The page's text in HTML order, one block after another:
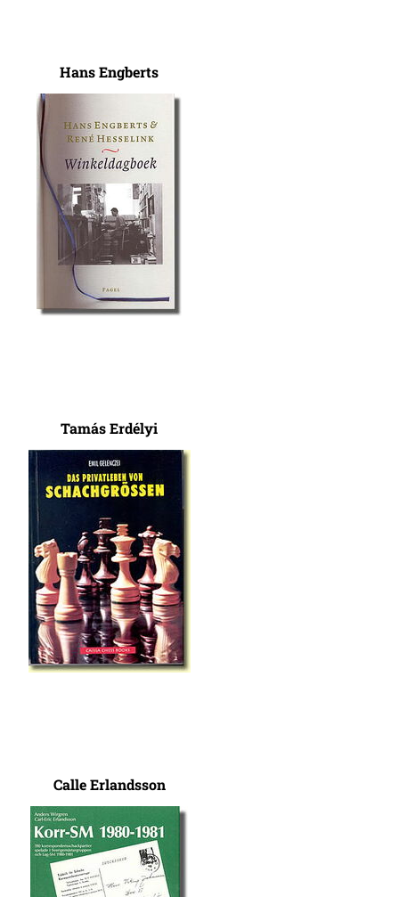
Hans Engberts
Tamás Erdélyi
Calle Erlandsson